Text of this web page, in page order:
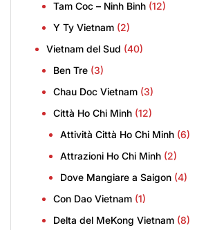
Tam Coc – Ninh Binh (12)
Y Ty Vietnam (2)
Vietnam del Sud (40)
Ben Tre (3)
Chau Doc Vietnam (3)
Città Ho Chi Minh (12)
Attività Città Ho Chi Minh (6)
Attrazioni Ho Chi Minh (2)
Dove Mangiare a Saigon (4)
Con Dao Vietnam (1)
Delta del MeKong Vietnam (8)